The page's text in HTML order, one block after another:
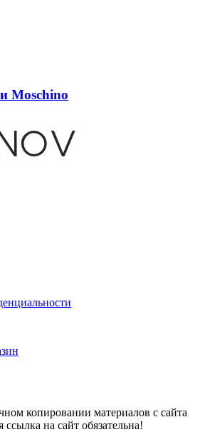
Moschino
копировании материалов с сайта
на сайт обязательна!